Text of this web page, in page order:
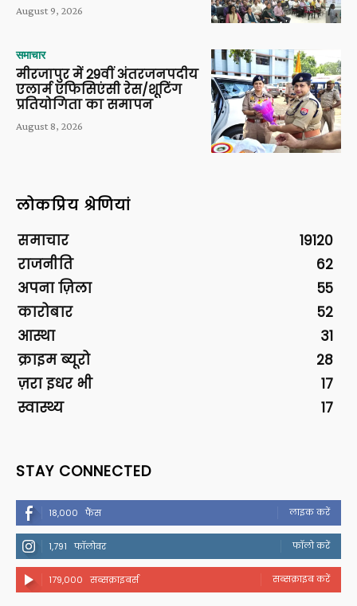
August 9, 2026
समाचार
मीरजापुर में 29वीं अंतरजनपदीय
एलार्म एफिसिएंसी रेस/शूटिंग
प्रतियोगिता का समापन
August 8, 2026
लोकप्रिय श्रेणियां
समाचार
19120
राजनीति
62
अपना ज़िला
55
कारोबार
52
आस्था
31
क्राइम ब्यूरो
28
ज़रा इधर भी
17
स्वास्थ्य
17
STAY CONNECTED
18,000 फैंस लाइक करें
1,791 फॉलोवर फॉलो करें
179,000 सब्सक्राइबर्स सब्सक्राइब करें